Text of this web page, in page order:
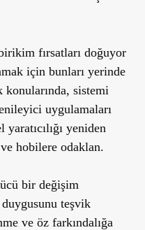
fırsatları doğuyor
için bunları yerinde
konularında, sistemi
uygulamaları
yeniden
hobilere odaklan.
bir değişim
teşvik
ve öz farkındalığa